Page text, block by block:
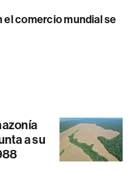
el comercio mundial se
a su